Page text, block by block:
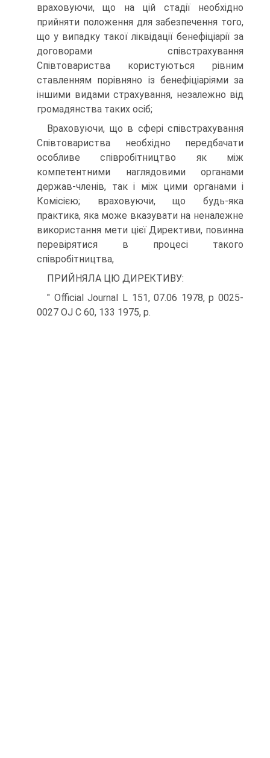
враховуючи, що на цій стадії необхідно
прийняти положення для забезпечення того,
що у випадку такої ліквідації бенефіціарії за
договорами співстрахування
Співтовариства користуються рівним
ставленням порівняно із бенефіціаріями за
іншими видами страхування, незалежно від
громадянства таких осіб;
Враховуючи, що в сфері співстрахування
Співтовариства необхідно перед­бачати
особливе співробітництво як між
компетентними наглядовими органа­ми
держав-членів, так і між цими органами і
Комісією; враховуючи, що будь-яка
практика, яка може вказувати на неналежне
використання мети цієї Директиви, повинна
перевірятися в процесі такого
співробітництва,
ПРИЙНЯЛА ЦЮ ДИРЕКТИВУ:
" Official Journal L 151, 07.06 1978, р 0025-
0027 OJ C 60, 133 1975, p.